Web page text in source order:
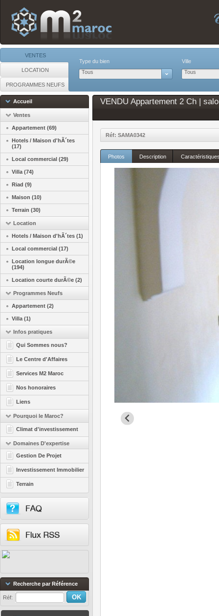
VENTES
LOCATION
PROGRAMMES NEUFS
Type du bien
Tous
Ville
Tous
Accueil
Ventes
Appartement (69)
Hotels / Maison d'hÃ´tes
(17)
Local commercial (29)
Villa (74)
Riad (9)
Maison (10)
Terrain (30)
Location
Hotels / Maison d'hÃ´tes (1)
Local commercial (17)
Location longue durÃ©e
(194)
Location courte durÃ©e (2)
Programmes Neufs
Appartement (2)
Villa (1)
Infos pratiques
Qui Sommes nous?
Le Centre d'Affaires
Services M2 Maroc
Nos honoraires
Liens
Pourquoi le Maroc?
Climat d'investissement
Domaines D'expertise
Gestion De Projet
Investissement Immobilier
Terrain
Recherche par Référence
Réf:
VENDU Appartement 2 Ch |
Réf: SAMA0342
Photos Description